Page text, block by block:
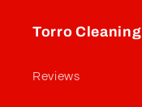
Torro Cleaning
Reviews